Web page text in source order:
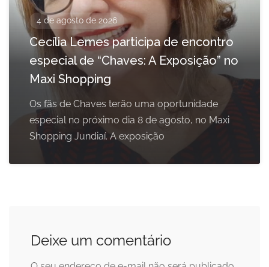
4 de agosto de 2026
Cecília Lemes participa de encontro
especial de “Chaves: A Exposição” no
Maxi Shopping
Os fãs de Chaves terão uma oportunidade
especial no próximo dia 8 de agosto, no Maxi
Shopping Jundiaí. A exposição
Deixe um comentário